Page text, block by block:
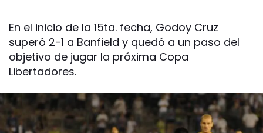
En el inicio de la 15ta. fecha, Godoy Cruz
superó 2-1 a Banfield y quedó a un paso del
objetivo de jugar la próxima Copa
Libertadores.